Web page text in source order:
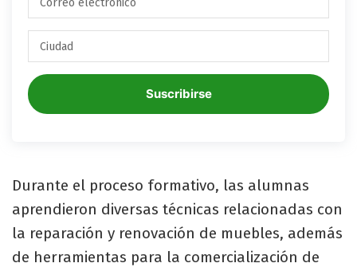
Suscribirse
Durante el proceso formativo, las alumnas
aprendieron diversas técnicas relacionadas con
la reparación y renovación de muebles, además
de herramientas para la comercialización de